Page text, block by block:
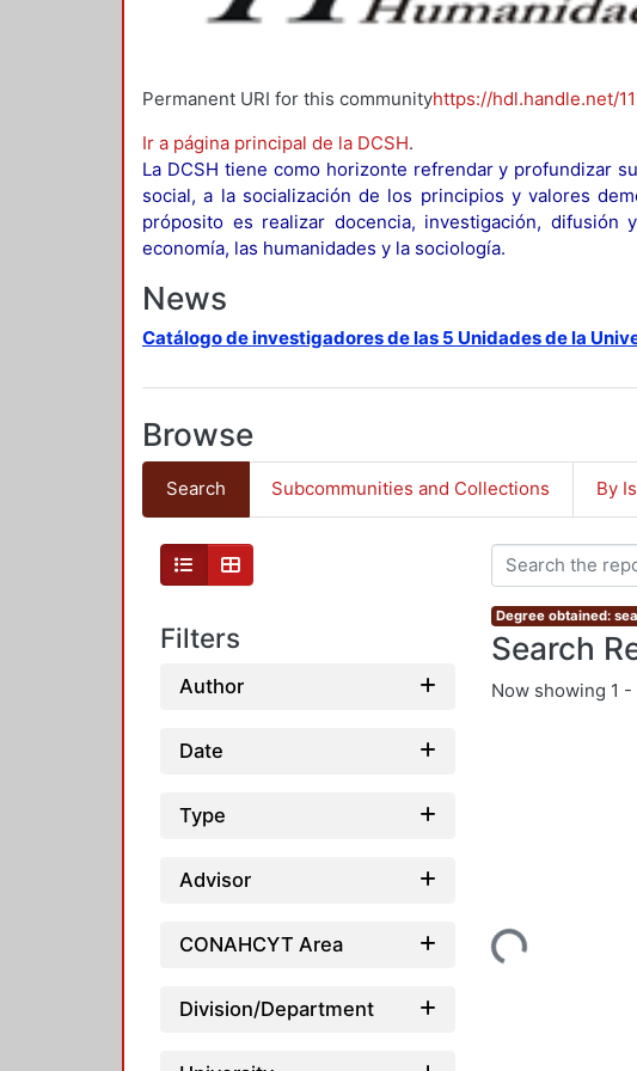
Permanent URI for this communityhttps://hdl.handle.net/
Ir a página principal de la DCSH.
La DCSH tiene como horizonte refrendar y profundizar
social, a la socialización de los principios y valores
próposito es realizar docencia, investigación,
economía, las humanidades y la sociología.
News
Catálogo de investigadores de las 5 Unidades de la
Browse
Search Subcommunities and Collections By
Filters
Author
Date
Type
Advisor
CONAHCYT Area
Division/Department
Degree obtained:
Search
Now showing 1 -
Loading...